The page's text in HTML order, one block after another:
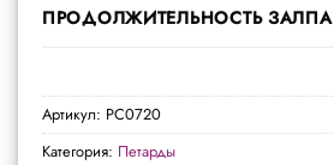
ПРОДОЛЖИТЕЛЬНОСТЬ ЗАЛПА
Артикул: РС0720
Категория: Петарды